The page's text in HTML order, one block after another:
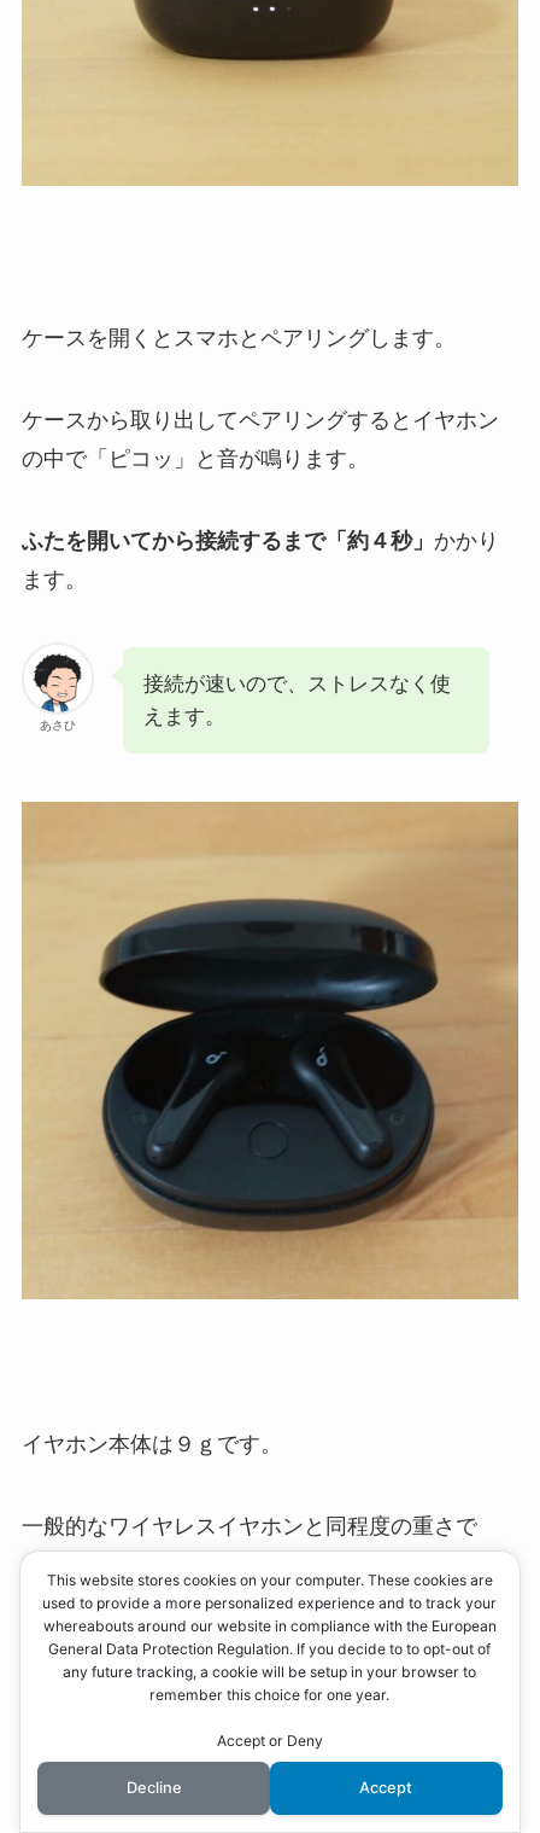
ケースを開くとスマホとペアリングします。
ケースから取り出してペアリングするとイヤホン
の中で「ピコッ」と音が鳴ります。
ふたを開いてから接続するまで「約４秒」 かかり
ます。
あさひ
接続が速いので、ストレスなく使
えます。
イヤホン本体は９ｇです。
一般的なワイヤレスイヤホンと同程度の重さで
す。
長時間つけていても疲れにくい点が嬉しいです。
This website stores cookies on your computer. These cookies are
used to provide a more personalized experience and to track your
whereabouts around our website in compliance with the European
General Data Protection Regulation. If you decide to to opt-out of
any future tracking, a cookie will be setup in your browser to
remember this choice for one year.
Accept or Deny
Decline Accept